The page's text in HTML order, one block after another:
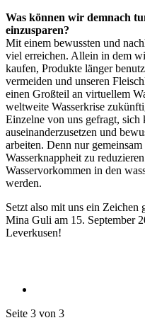
Was können wir demnach
einzusparen?
Mit einem bewussten und
viel erreichen. Allein in dem
kaufen, Produkte länger
vermeiden und unseren
einen Großteil an virtuellem
weltweite Wasserkrise
Einzelne von uns gefragt, sich
auseinanderzusetzen und
arbeiten. Denn nur
Wasserknappheit zu
Wasservorkommen in den
werden.
Setzt also mit uns ein Zeichen
Mina Guli am 15. September
Leverkusen!
Seite 3 von 3